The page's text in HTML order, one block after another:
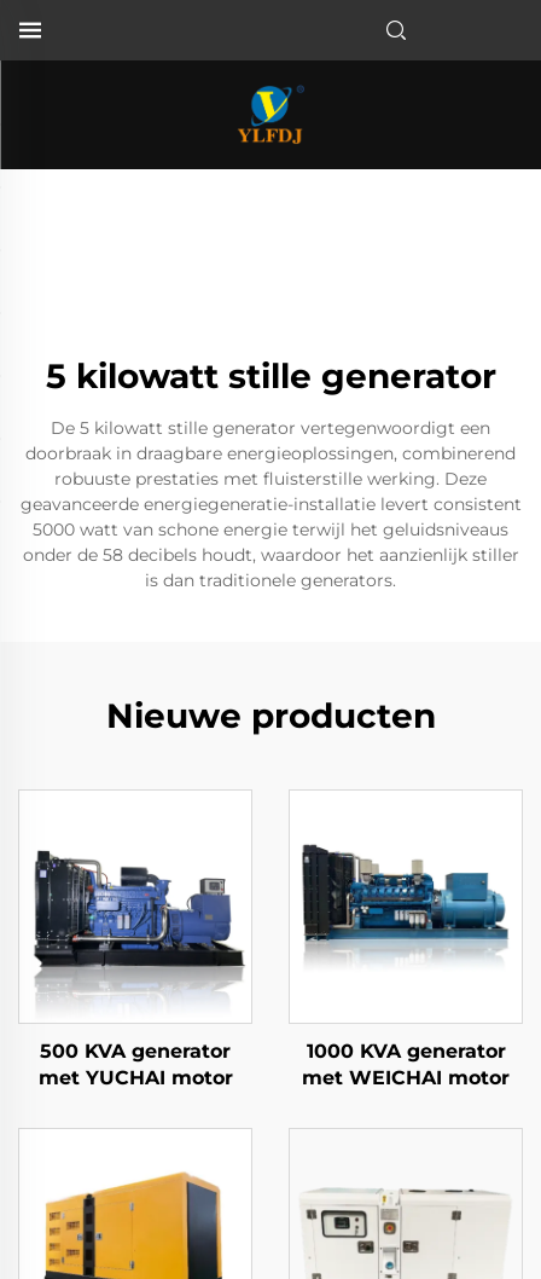
5 kilowatt stille generator
De 5 kilowatt stille generator vertegenwoordigt een
doorbraak in draagbare energieoplossingen, combinerend
robuuste prestaties met fluisterstille werking. Deze
geavanceerde energiegeneratie-installatie levert consistent
5000 watt van schone energie terwijl het geluidsniveaus
onder de 58 decibels houdt, waardoor het aanzienlijk stiller
is dan traditionele generators.
Nieuwe producten
500 KVA generator
met YUCHAI motor
1000 KVA generator
met WEICHAI motor